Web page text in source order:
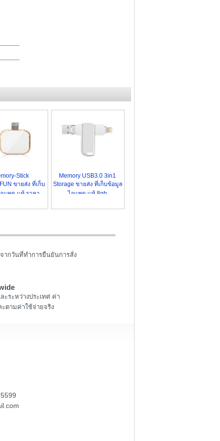
Stick
ขายส่ง ที่เก็บ
แพด แท้ ราคา
Memory USB3.0 3in1
Storage ขายส่ง ที่เก็บข้อมูล
ไอแพด แท้ 8gb
ากวันที่ทำการยืนยันการสั่ง
ะระหว่างประเทศ ค่า
ตามค่าใช้จ่ายจริง